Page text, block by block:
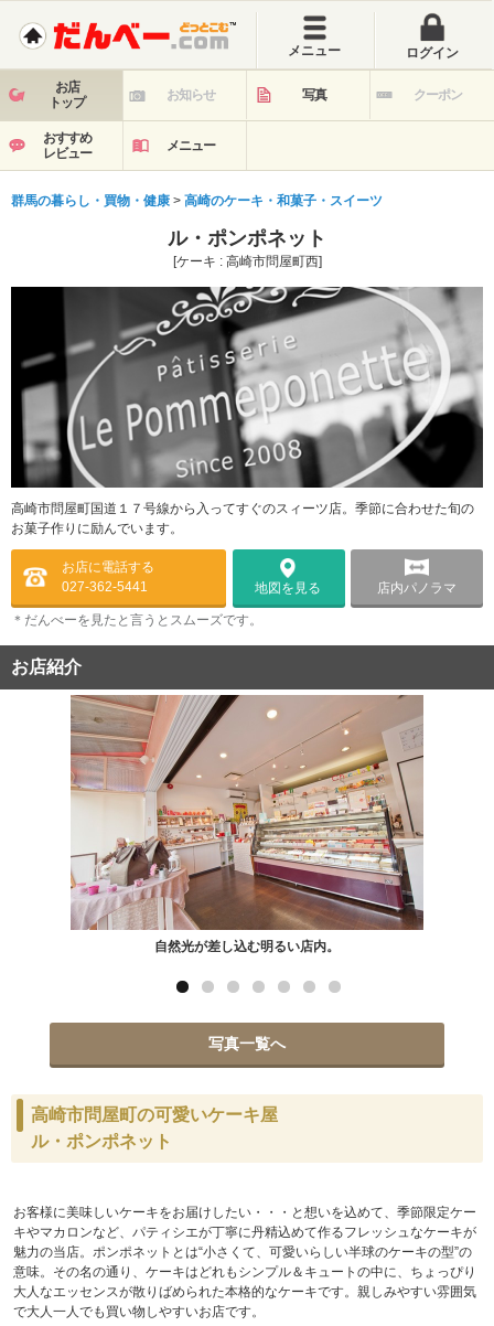
メニュー ログイン
お店
トップ
お知らせ 写真 クーポン
おすすめ
レビュー
メニュー
群馬の暮らし・買物・健康 > 高崎のケーキ・和菓子・スイーツ
ル・ポンポネット
[ケーキ : 高崎市問屋町西]
高崎市問屋町国道１７号線から入ってすぐのスィーツ店。季節に合わせた旬の
お菓子作りに励んでいます。
お店に電話する
027-362-5441
地図を見る 店内パノラマ
＊だんべーを見たと言うとスムーズです。
お店紹介
自然光が差し込む明るい店内。
写真一覧へ
高崎市問屋町の可愛いケーキ屋
ル・ポンポネット
お客様に美味しいケーキをお届けしたい・・・と想いを込めて、季節限定ケー
キやマカロンなど、パティシエが丁寧に丹精込めて作るフレッシュなケーキが
魅力の当店。ポンポネットとは“小さくて、可愛いらしい半球のケーキの型”の
意味。 その名の通り、ケーキはどれも シンプル＆キュートの中に、ちょっぴり
大人なエッセンスが散りばめられた本格的なケーキです。親しみやすい雰囲気
で大人一人でも買い物しやすいお店です。